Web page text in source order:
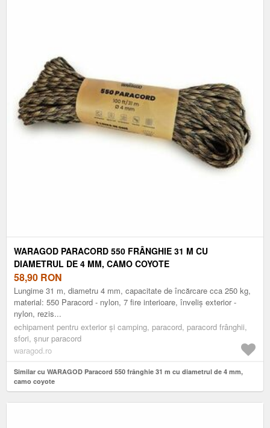
WARAGOD PARACORD 550 FRÂNGHIE 31 M CU
DIAMETRUL DE 4 MM, CAMO COYOTE
58,90 RON
Lungime 31 m, diametru 4 mm, capacitate de încărcare cca 250 kg,
material: 550 Paracord - nylon, 7 fire interioare, înveliș exterior -
nylon, rezis...
echipament pentru exterior și camping, paracord, paracord frânghii,
sfori, șnur paracord
waragod.ro
Similar cu WARAGOD Paracord 550 frânghie 31 m cu diametrul de 4 mm,
camo coyote